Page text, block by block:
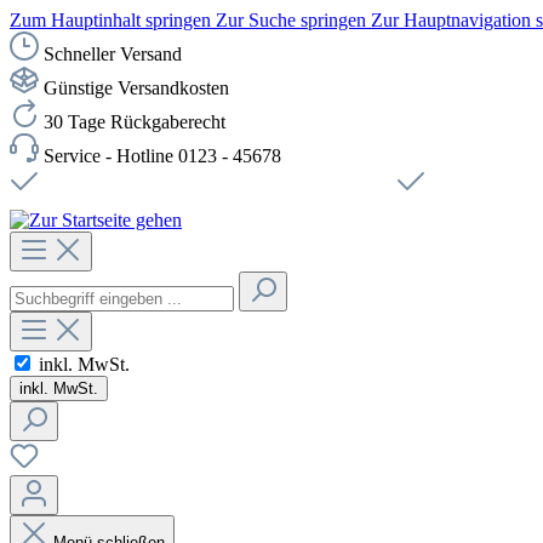
Zum Hauptinhalt springen Zur Suche springen Zur Hauptnavigation
Schneller Versand
Günstige Versandkosten
30 Tage Rückgaberecht
Service - Hotline 0123 - 45678
inkl. MwSt.
inkl. MwSt.